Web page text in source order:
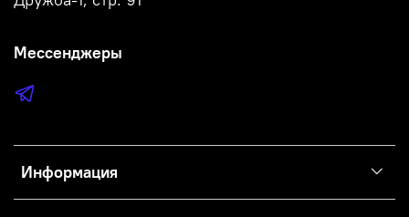
Информация
Мессенджеры